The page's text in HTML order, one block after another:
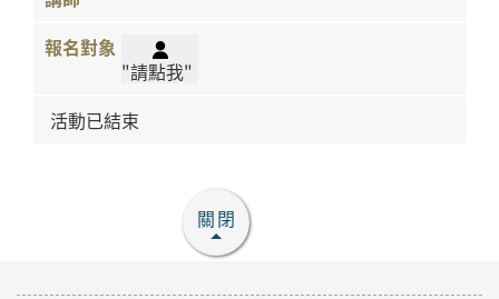
"請點我"
活動已結束
關閉